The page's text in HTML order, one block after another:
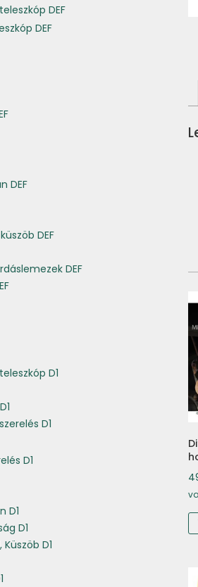
DEF
DEF
DEF
DEF
DEF
D1
D1
D1
D1
D1
D1